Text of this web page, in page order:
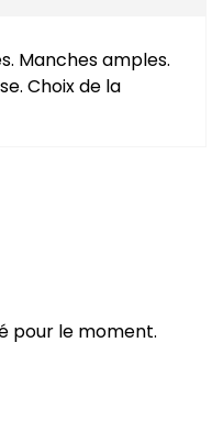
Manches amples.
Choix de la
pour le moment.